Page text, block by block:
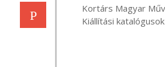
P
       Kiállítási katalógusok